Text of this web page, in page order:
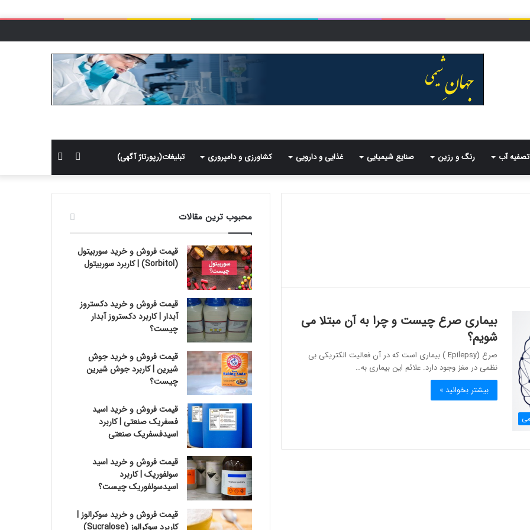
تصفیه آب رنگ و رزین صنایع شیمیایی غذایی و دارویی کشاورزی و دامپروری تبلیغات(رپورتاژ آگهی)
برای
سایدبار
بیماری صرع چیست و چرا به آن مبتلا می
شویم؟
صرع (Epilepsy ) بیماری است که در آن فعالیت الکتریکی بی
نظمی در مغز وجود دارد. علائم این بیماری به…
بیشتر بخوانید »
محبوب ترین مقالات
قیمت فروش و خرید سوربیتول
(Sorbitol) | کاربرد سوربیتول
قیمت فروش و خرید دکستروز
آبدار | کاربرد دکستروز آبدار
چیست؟
قیمت فروش و خرید جوش
شیرین | کاربرد جوش شیرین
چیست؟
قیمت فروش و خرید اسید
فسفریک صنعتی | کاربرد
اسیدفسفریک صنعتی
قیمت فروش و خرید اسید
سولفوریک | کاربرد
اسیدسولفوریک چیست؟
قیمت فروش و خرید سوکرالوز |
کاربرد سوکرالوز (Sucralose)